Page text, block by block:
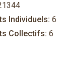
Individuels: 6
Collectifs: 6